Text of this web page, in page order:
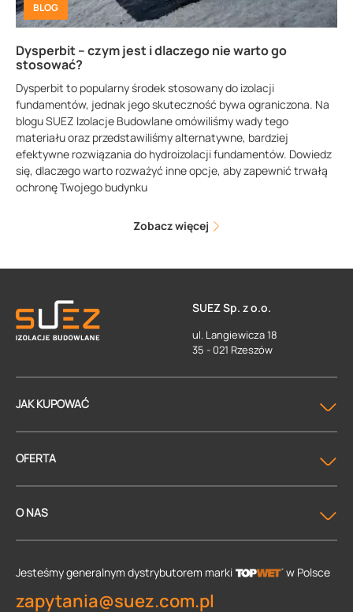
BLOG
Dysperbit – czym jest i dlaczego nie warto go
stosować?
Dysperbit to popularny środek stosowany do izolacji
fundamentów, jednak jego skuteczność bywa ograniczona. Na
blogu SUEZ Izolacje Budowlane omówiliśmy wady tego
materiału oraz przedstawiliśmy alternatywne, bardziej
efektywne rozwiązania do hydroizolacji fundamentów. Dowiedz
się, dlaczego warto rozważyć inne opcje, aby zapewnić trwałą
ochronę Twojego budynku
Zobacz więcej
SUEZ Sp. z o.o.
ul. Langiewicza 18
35 - 021 Rzeszów
JAK KUPOWAĆ
OFERTA
O NAS
Jesteśmy generalnym dystrybutorem marki w Polsce
zapytania@suez.com.pl